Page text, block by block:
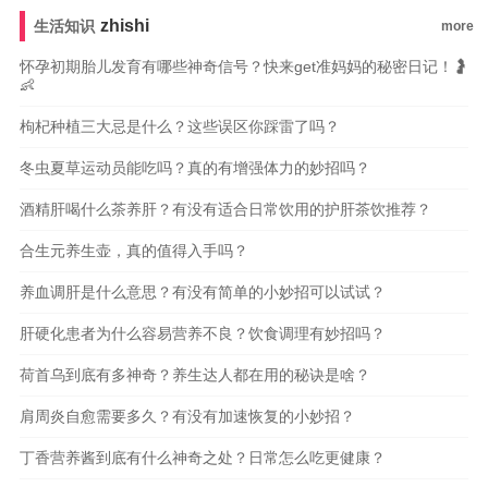
生活知识 zhishi more
怀孕初期胎儿发育有哪些神奇信号？快来get准妈妈的秘密日记！🤰
👶
枸杞种植三大忌是什么？这些误区你踩雷了吗？
冬虫夏草运动员能吃吗？真的有增强体力的妙招吗？
酒精肝喝什么茶养肝？有没有适合日常饮用的护肝茶饮推荐？
合生元养生壶，真的值得入手吗？
养血调肝是什么意思？有没有简单的小妙招可以试试？
肝硬化患者为什么容易营养不良？饮食调理有妙招吗？
荷首乌到底有多神奇？养生达人都在用的秘诀是啥？
肩周炎自愈需要多久？有没有加速恢复的小妙招？
丁香营养酱到底有什么神奇之处？日常怎么吃更健康？